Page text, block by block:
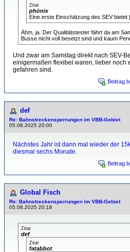
Zitat
phönix
Eine erste Einschätzung des SEV bietet [
Ähm, ja. Der Qualitätstester fährt da am
Busse nicht voll besetzt sind und kaum
Und zwar am Samstag direkt nach SEV-
einigermaßen flexibel waren, lieber noch
gefahren sind.
Beitrag
def
Re: Bahnstreckensperrungen im VBB-Gebiet
05.08.2025 20:00
Nächstes Jahr ist dann mal wieder der
diesmal sechs Monate.
Beitrag
Global Fisch
Re: Bahnstreckensperrungen im VBB-Gebiet
05.08.2025 20:18
Zitat
def
Zitat
fatabbot